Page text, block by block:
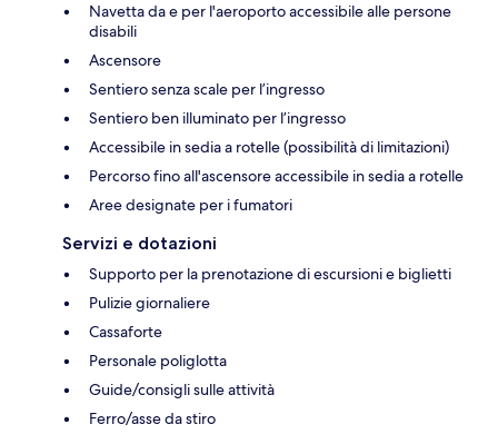
Navetta da e per l'aeroporto accessibile alle persone
disabili
Ascensore
Sentiero senza scale per l’ingresso
Sentiero ben illuminato per l’ingresso
Accessibile in sedia a rotelle (possibilità di limitazioni)
Percorso fino all'ascensore accessibile in sedia a rotelle
Aree designate per i fumatori
Servizi e dotazioni
Supporto per la prenotazione di escursioni e biglietti
Pulizie giornaliere
Cassaforte
Personale poliglotta
Guide/consigli sulle attività
Ferro/asse da stiro